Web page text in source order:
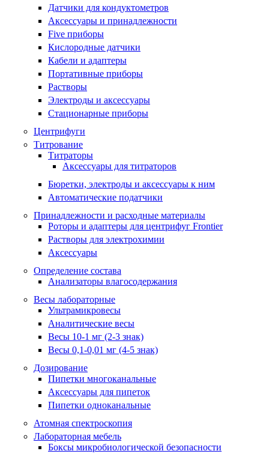
Датчики для кондуктометров
Аксессуары и принадлежности
Five приборы
Кислородные датчики
Кабели и адаптеры
Портативные приборы
Растворы
Электроды и аксессуары
Стационарные приборы
Центрифуги
Титрование
Титраторы
Аксессуары для титраторов
Бюретки, электроды и аксессуары к ним
Автоматические податчики
Принадлежности и расходные материалы
Роторы и адаптеры для центрифуг Frontier
Растворы для электрохимии
Аксессуары
Определение состава
Анализаторы влагосодержания
Весы лабораторные
Ультрамикровесы
Аналитические весы
Весы 10-1 мг (2-3 знак)
Весы 0,1-0,01 мг (4-5 знак)
Дозирование
Пипетки многоканальные
Аксессуары для пипеток
Пипетки одноканальные
Атомная спектроскопия
Лабораторная мебель
Боксы микробиологической безопасности